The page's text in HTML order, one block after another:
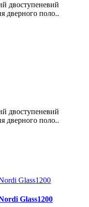
двоступеневий
дверного поло..
двоступеневий
дверного поло..
Glass1200